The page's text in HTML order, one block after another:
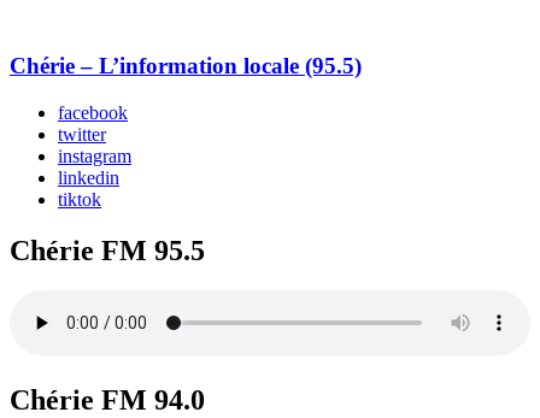
Chérie – L’information locale (95.5)
facebook
twitter
instagram
linkedin
tiktok
Chérie FM 95.5
Chérie FM 94.0